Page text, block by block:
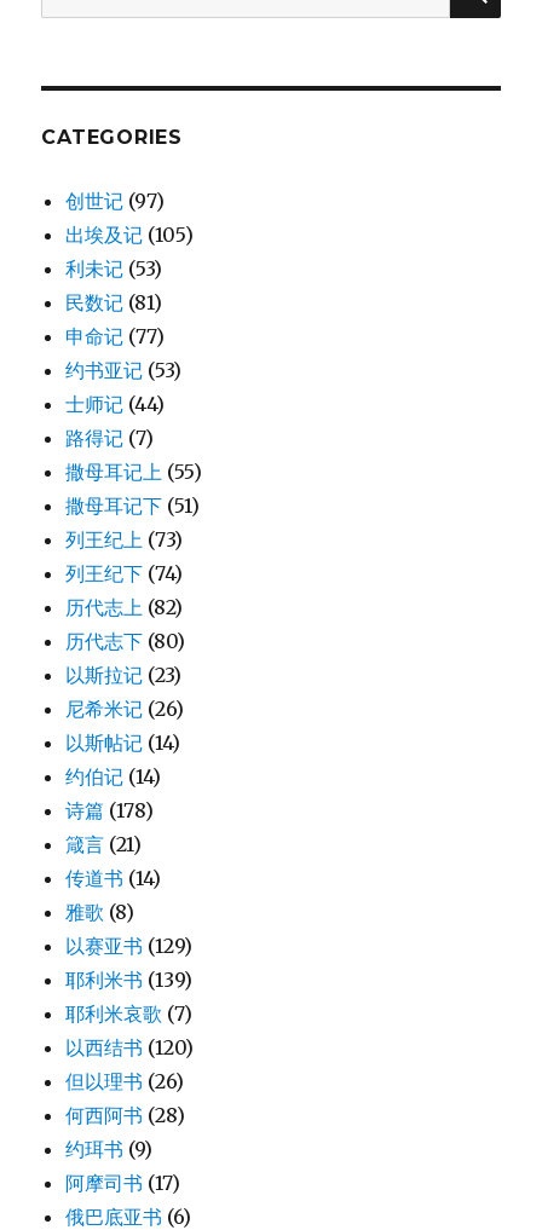
for:
CATEGORIES
创世记 (97)
出埃及记 (105)
利未记 (53)
民数记 (81)
申命记 (77)
约书亚记 (53)
士师记 (44)
路得记 (7)
撒母耳记上 (55)
撒母耳记下 (51)
列王纪上 (73)
列王纪下 (74)
历代志上 (82)
历代志下 (80)
以斯拉记 (23)
尼希米记 (26)
以斯帖记 (14)
约伯记 (14)
诗篇 (178)
箴言 (21)
传道书 (14)
雅歌 (8)
以赛亚书 (129)
耶利米书 (139)
耶利米哀歌 (7)
以西结书 (120)
但以理书 (26)
何西阿书 (28)
约珥书 (9)
阿摩司书 (17)
俄巴底亚书 (6)